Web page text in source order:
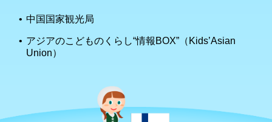
中国国家観光局
アジアのこどものくらし“情報BOX”（Kids’Asian
Union）